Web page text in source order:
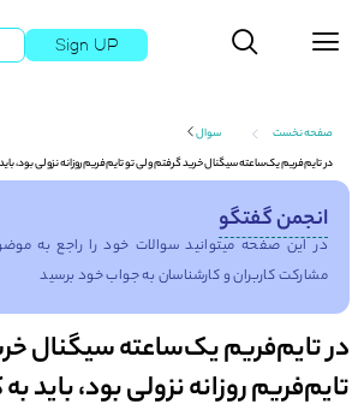
Sign UP
صفحه نخست
سوال
در تایم‌فریم یک‌ساعته سیگنال خرید گرفتم ولی تو تایم‌فریم روزانه نزولی بود،
انجمن گفتگو
در این صفحه میتوانید سوالات خود را راجع به
مشارکت کاربران و کارشناسان به جواب خود برسید
در تایم‌فریم یک‌ساعته سیگنال
تایم‌فریم روزانه نزولی بود، باید